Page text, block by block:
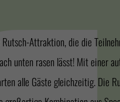
Attraktion, die die
unten rasen lässt! Mit einer
alle Gäste gleichzeitig. Die
man zur Nutzung mit
auf Bremsteppichen.
dann mit voller